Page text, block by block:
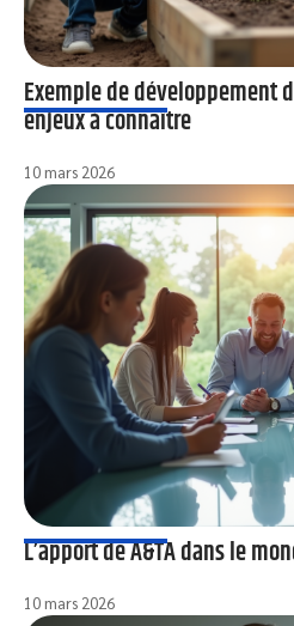
Exemple de développement
enjeux à connaître
10 mars 2026
L’apport de A&TA dans le
10 mars 2026